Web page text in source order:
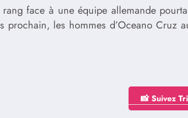
face à une équipe allemande
prochain, les hommes d’Oceano
📸 Suivez